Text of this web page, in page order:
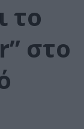
το
στο